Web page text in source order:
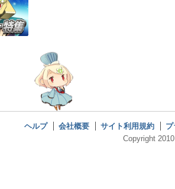
ヘルプ 会社概要 サイト利用規約
Copyright